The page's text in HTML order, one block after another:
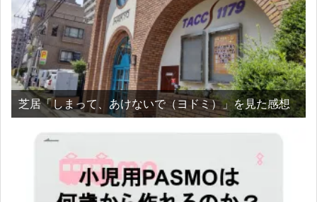
芝居「しまって、あけないで（ヨドミ）」を見た感想